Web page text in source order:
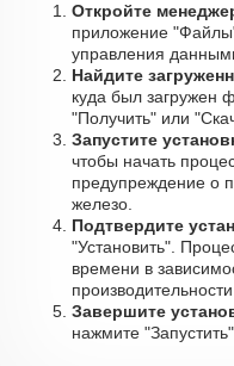
Откройте
приложение
управления
Найдите
куда был загружен
"Получить" или
Запустите
чтобы начать
предупреждение о
железо.
Подтвердите
"Установить".
времени в
производительности
Завершите
нажмите "Запустить".